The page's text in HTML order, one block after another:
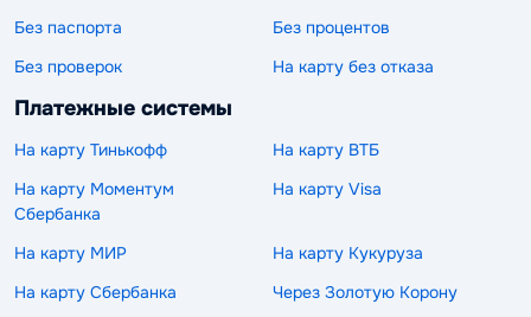
Без паспорта
Без процентов
Без проверок
На карту без отказа
Платежные системы
На карту Тинькофф
На карту ВТБ
На карту Моментум
Сбербанка
На карту Visa
На карту МИР
На карту Кукуруза
На карту Сбербанка
Через Золотую Корону